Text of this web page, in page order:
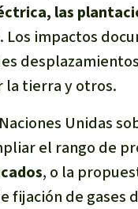
las
impactos
la tierra y otros.
Unidas
el rango de
, o la
fijación de gases